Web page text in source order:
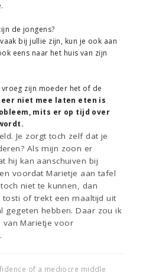
de jongens?
bij jullie zijn, kun je ook aan
eens naar het huis van zijn
zijn moeder het of de
niet mee laten eten is
mits er op tijd over
Je zorgt toch zelf dat je
Als mijn zoon er
hij kan aanschuiven bij
voordat Marietje aan tafel
niet te kunnen, dan
of trekt een maaltijd uit
gegeten hebben. Daar zou ik
Marietje voor
of a mediocre middle